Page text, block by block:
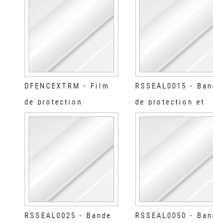
DFENCEXTRM - Film
de protection
automobile brillant
RSSEAL0015 -
de protection et
scellement
RSSEAL0025 - Bande
RSSEAL0050 -